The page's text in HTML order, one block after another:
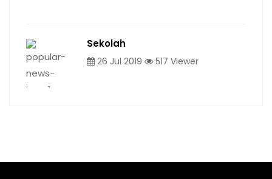
Sekolah
26 Jul 2019 517 Viewer